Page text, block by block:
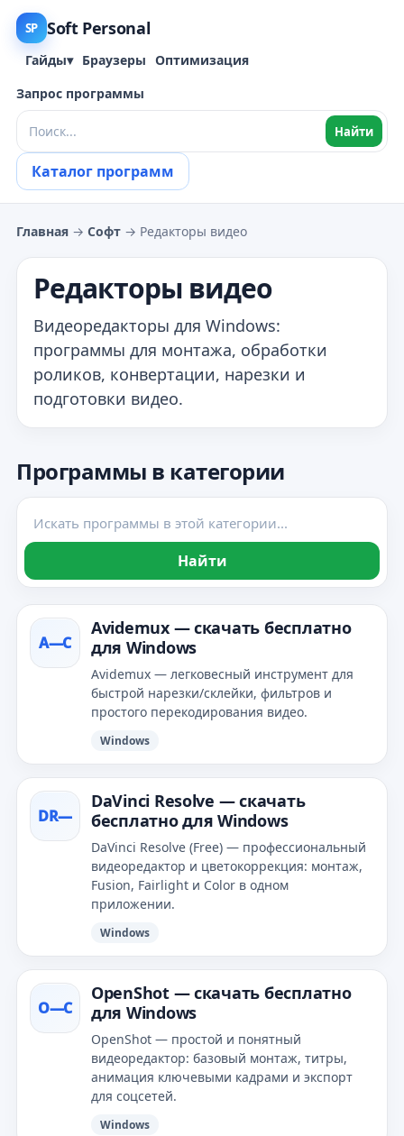
SP Soft Personal
Гайды▾ Браузеры Оптимизация
Запрос программы
Найти
Каталог программ
Главная → Софт → Редакторы видео
Редакторы видео
Видеоредакторы для Windows:
программы для монтажа, обработки
роликов, конвертации, нарезки и
подготовки видео.
Программы в категории
Найти
A—С
Avidemux — скачать бесплатно
для Windows
Avidemux — легковесный инструмент для
быстрой нарезки/склейки, фильтров и
простого перекодирования видео.
Windows
DR—
DaVinci Resolve — скачать
бесплатно для Windows
DaVinci Resolve (Free) — профессиональный
видеоредактор и цветокоррекция: монтаж,
Fusion, Fairlight и Color в одном
приложении.
Windows
O—С
OpenShot — скачать бесплатно
для Windows
OpenShot — простой и понятный
видеоредактор: базовый монтаж, титры,
анимация ключевыми кадрами и экспорт
для соцсетей.
Windows